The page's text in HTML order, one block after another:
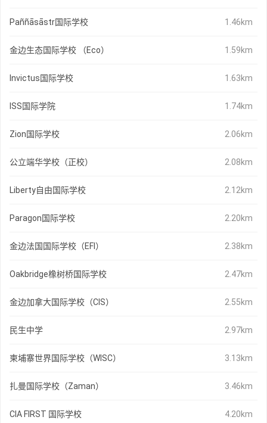
Paññāsāstr国际学校 1.46km
金边生态国际学校 （Eco） 1.59km
Invictus国际学校 1.63km
ISS国际学院 1.74km
Zion国际学校 2.06km
公立端华学校（正校） 2.08km
Liberty自由国际学校 2.12km
Paragon国际学校 2.20km
金边法国国际学校（EFI） 2.38km
Oakbridge橡树桥国际学校 2.47km
金边加拿大国际学校（CIS） 2.55km
民生中学 2.97km
柬埔寨世界国际学校（WISC） 3.13km
扎曼国际学校（Zaman） 3.46km
CIA FIRST 国际学校 4.20km